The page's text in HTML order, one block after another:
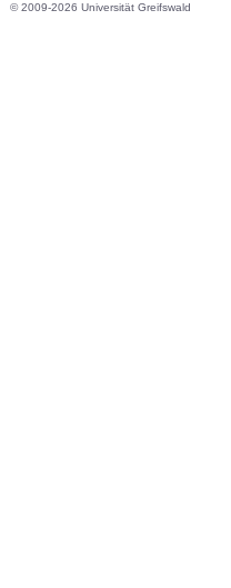
© 2009-2026 Universität Greifswald